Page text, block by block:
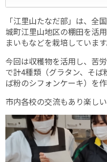
「江里山たなだ部」は、全
城町江里山地区の棚田を活
まいもなどを栽培しています
今回は収穫物を活用し、苦
で計4種類（グラタン、そ
ば粉のシフォンケーキ）を作
市内各校の交流もあり楽し